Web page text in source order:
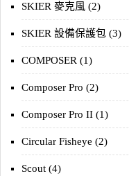
SKIER 麥克風 (2)
SKIER 設備保護包 (3)
COMPOSER (1)
Composer Pro (2)
Composer Pro II (1)
Circular Fisheye (2)
Scout (4)